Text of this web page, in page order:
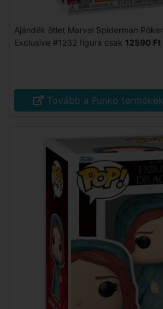
Ajándék ötlet Marvel Spiderman
Exclusive #1232 figura csak 12590 Ft
Tovább a Funko